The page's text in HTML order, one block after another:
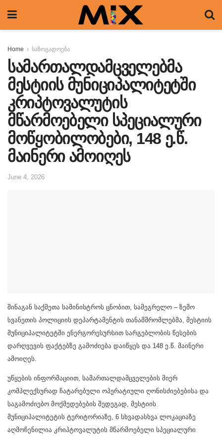
Home საზოგადოება
სამართალდამცველებმა
მესტიის მუნიციპალიტეტში
კრიპტოვალუტის
მწარმოებელი სპეციალური
მოწყობილობები, 148 ე.წ.
მაინერი ამოიღეს
June 4, 2026
შინაგან საქმეთა სამინისტროს ცნობით, სამეგრელო – ზემო
სვანეთის პოლიციის დეპარტამენტის თანამშრომლებმა, მესტიის
მუნიციპალიტეტში ენერგორესურსით სარგებლობის წესების
დარღვევის ფაქტებზე გამოძიება დაიწყეს და 148 ე.წ. მაინერი
ამოიღეს.
უწყების ინფორმაციით, სამართალდამცველების მიერ
კომპლექსურად ჩატარებული ოპერატიული ღონისძიებებისა და
საგამოძიებო მოქმედებების შედეგად, მესტიის
მუნიციპალიტეტის ტერიტორიაზე, 6 სხვადასხვა ლოკაციაზე
აღმოჩენილია კრიპტოვალუტის მწარმოებელი სპეციალური